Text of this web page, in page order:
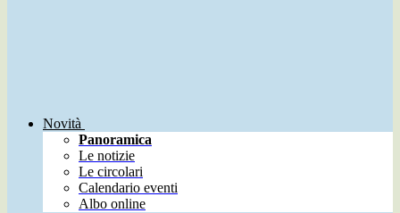
Novità
Panoramica
Le notizie
Le circolari
Calendario eventi
Albo online